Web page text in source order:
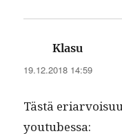
Klasu
19.12.2018 14:59
Tästä
youtubessa: